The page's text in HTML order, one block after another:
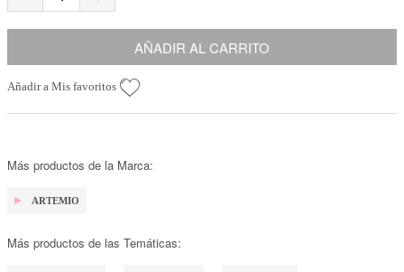
AÑADIR AL CARRITO
Añadir a Mis favoritos
Más productos de la Marca:
ARTEMIO
Más productos de las Temáticas: